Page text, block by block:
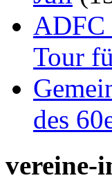
ADFC
Tour
des
vereine-